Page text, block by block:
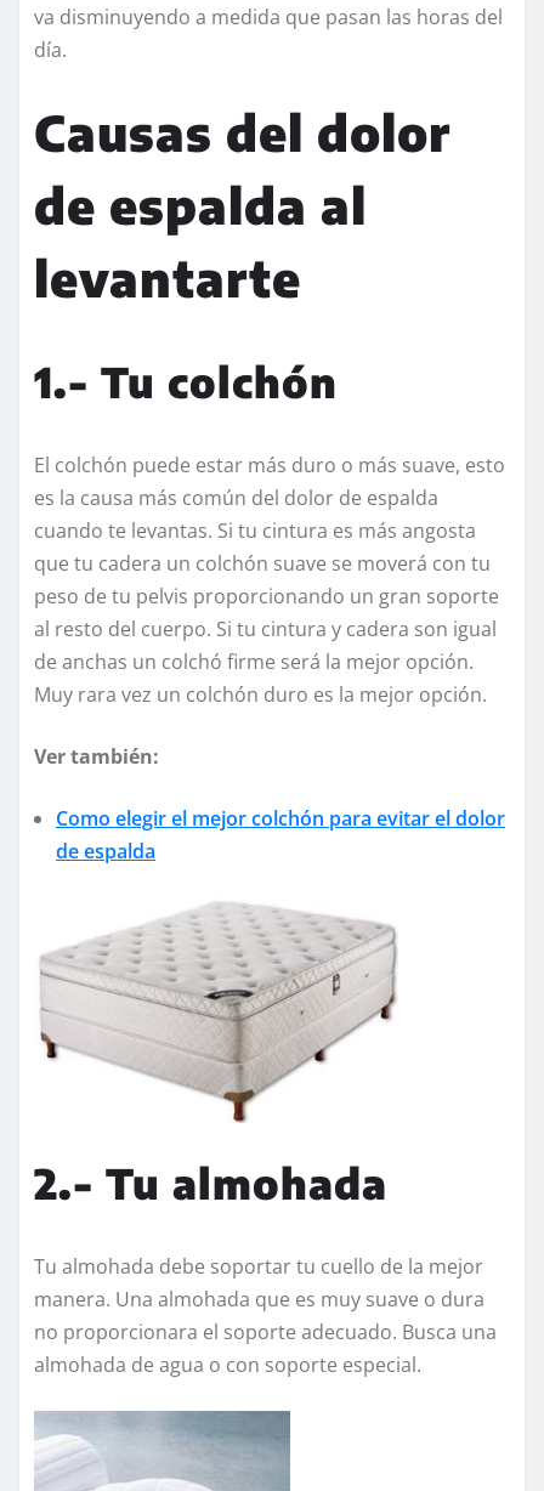
va disminuyendo a medida que pasan las horas del
día.
Causas del dolor
de espalda al
levantarte
1.- Tu colchón
El colchón puede estar más duro o más suave, esto
es la causa más común del dolor de espalda
cuando te levantas. Si tu cintura es más angosta
que tu cadera un colchón suave se moverá con tu
peso de tu pelvis proporcionando un gran soporte
al resto del cuerpo. Si tu cintura y cadera son igual
de anchas un colchó firme será la mejor opción.
Muy rara vez un colchón duro es la mejor opción.
Ver también:
Como elegir el mejor colchón para evitar el dolor
de espalda
2.- Tu almohada
Tu almohada debe soportar tu cuello de la mejor
manera. Una almohada que es muy suave o dura
no proporcionara el soporte adecuado. Busca una
almohada de agua o con soporte especial.